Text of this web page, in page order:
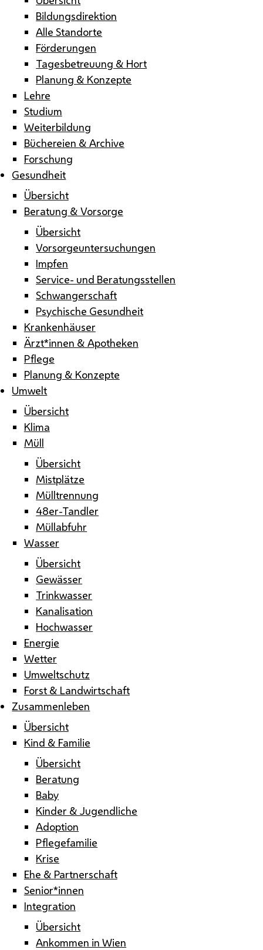
Bildungsdirektion
Alle Standorte
Förderungen
Tagesbetreuung & Hort
Planung & Konzepte
Lehre
Studium
Weiterbildung
Büchereien & Archive
Forschung
Gesundheit
Übersicht
Beratung & Vorsorge
Übersicht
Vorsorgeuntersuchungen
Impfen
Service- und Beratungsstellen
Schwangerschaft
Psychische Gesundheit
Krankenhäuser
Ärzt*innen & Apotheken
Pflege
Planung & Konzepte
Umwelt
Übersicht
Klima
Müll
Übersicht
Mistplätze
Mülltrennung
48er-Tandler
Müllabfuhr
Wasser
Übersicht
Gewässer
Trinkwasser
Kanalisation
Hochwasser
Energie
Wetter
Umweltschutz
Forst & Landwirtschaft
Zusammenleben
Übersicht
Kind & Familie
Übersicht
Beratung
Baby
Kinder & Jugendliche
Adoption
Pflegefamilie
Krise
Ehe & Partnerschaft
Senior*innen
Integration
Übersicht
Ankommen in Wien